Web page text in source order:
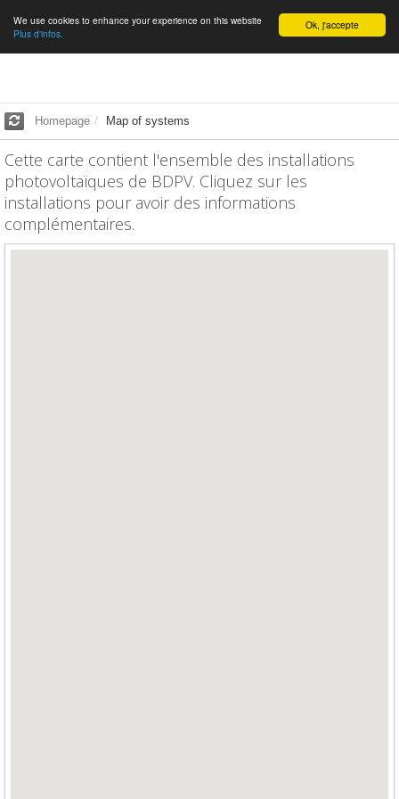
English Ok, j'accepte
We use cookies to enhance your experience on this website
Plus d'infos.
Homepage Map of systems
Cette carte contient l'ensemble des installations
photovoltaïques de BDPV. Cliquez sur les
installations pour avoir des informations
complémentaires.